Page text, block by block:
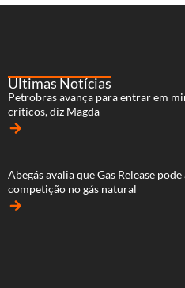
Últimas Notícias
Petrobras avança para entrar em
críticos, diz Magda
arrow_forward
Abegás avalia que Gas Release
competição no gás natural
arrow_forward